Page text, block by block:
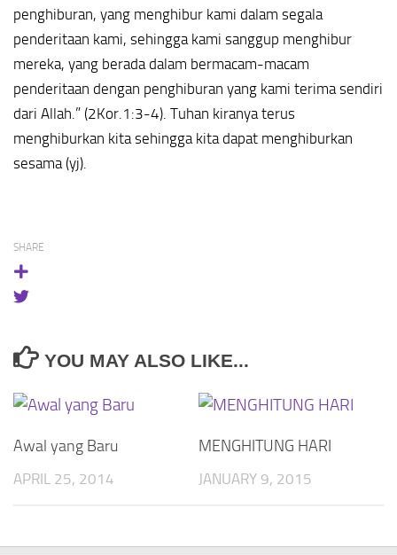
penghiburan, yang menghibur kami dalam segala
penderitaan kami, sehingga kami sanggup menghibur
mereka, yang berada dalam bermacam-macam
penderitaan dengan penghiburan yang kami terima sendiri
dari Allah.” (2Kor.1:3-4). Tuhan kiranya terus
menghiburkan kita sehingga kita dapat menghiburkan
sesama (yj).
SHARE
YOU MAY ALSO LIKE...
Awal yang Baru
APRIL 25, 2014
MENGHITUNG HARI
JANUARY 9, 2015